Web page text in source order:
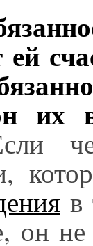
их
в
он